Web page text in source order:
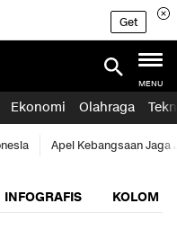
Get
MENU
Ekonomi Olahraga
Apel Kebangsaan Jaga
INFOGRAFIS KOLOM